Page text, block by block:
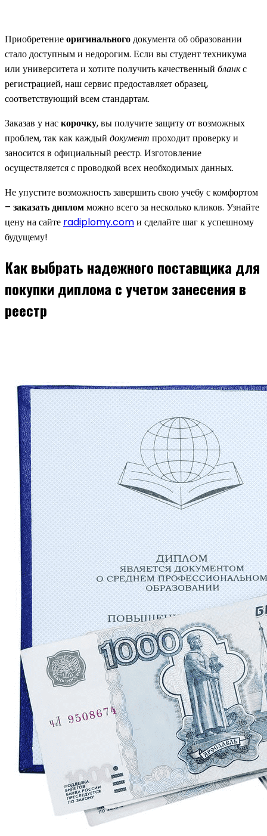
Приобретениеоригинальногодокумента об образовании
стало доступным и недорогим. Если вы студент техникума
или университета и хотите получить качественный бланкс
регистрацией, наш сервис предоставляет образец,
соответствующий всем стандартам.
Заказав у наскорочку, вы получите защиту от возможных
проблем, так как каждый документ проходит проверку и
заносится в официальный реестр. Изготовление
осуществляется с проводкой всех необходимых данных.
Не упустите возможность завершить свою учебу с комфортом
– заказать дипломможно всего за несколько кликов. Узнайте
цену на сайте radiplomy.comи сделайте шаг к успешному
будущему!
Как выбрать надежного поставщика для
покупки диплома с учетом занесения в
реестр